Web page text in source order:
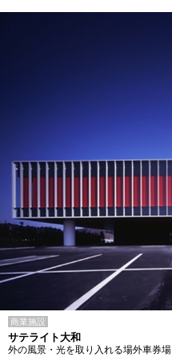
商業施設
サテライト大和
外の風景・光を取り入れる場外車券場